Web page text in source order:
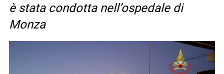
è stata condotta nell’ospedale di
Monza